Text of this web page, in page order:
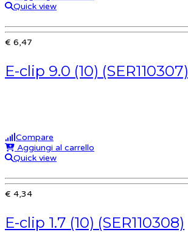
Quick view
€ 6,47
E-clip 9.0 (10) (SER110307)
Compare
Aggiungi al carrello
Quick view
€ 4,34
E-clip 1.7 (10) (SER110308)